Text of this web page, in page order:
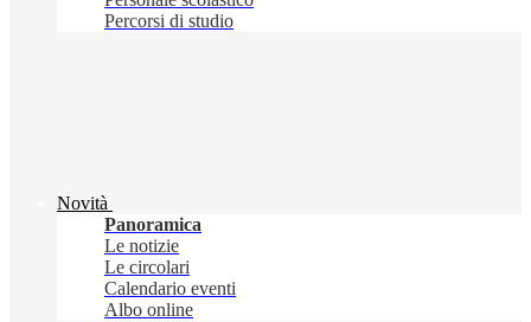
Percorsi di studio
Novità
Panoramica
Le notizie
Le circolari
Calendario eventi
Albo online